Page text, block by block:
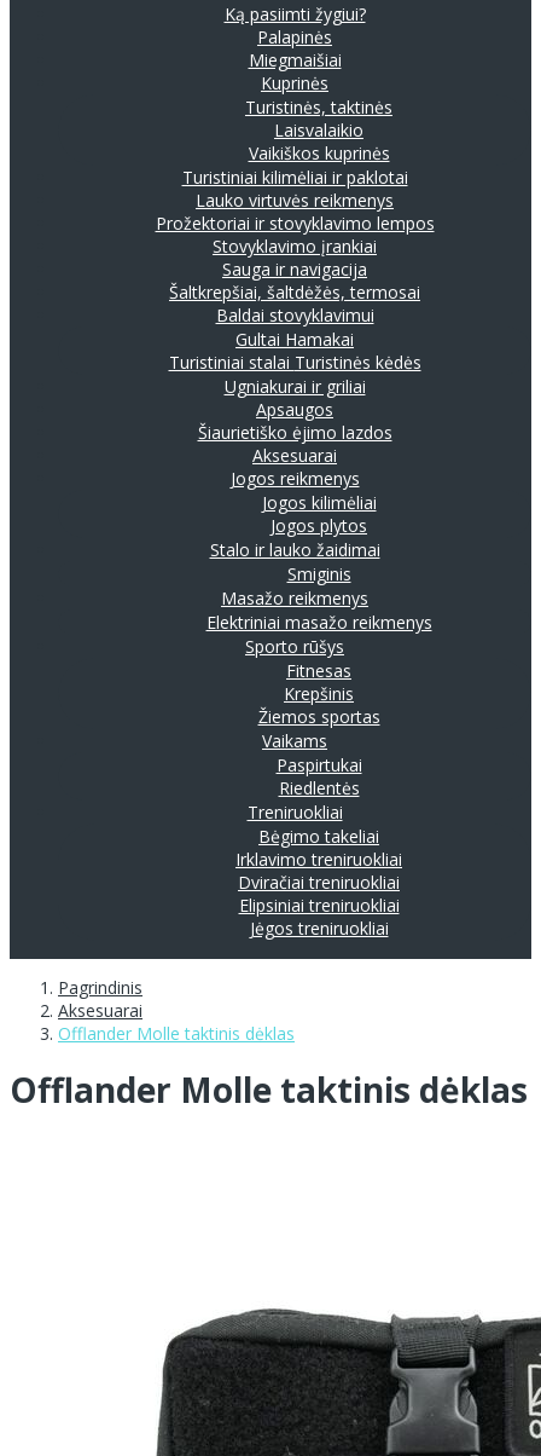
Ką pasiimti žygiui?
Palapinės
Miegmaišiai
Kuprinės
Turistinės, taktinės
Laisvalaikio
Vaikiškos kuprinės
Turistiniai kilimėliai ir paklotai
Lauko virtuvės reikmenys
Prožektoriai ir stovyklavimo lempos
Stovyklavimo įrankiai
Sauga ir navigacija
Šaltkrepšiai, šaltdėžės, termosai
Baldai stovyklavimui
Gultai Hamakai
Turistiniai stalai Turistinės kėdės
Ugniakurai ir griliai
Apsaugos
Šiaurietiško ėjimo lazdos
Aksesuarai
Jogos reikmenys
Jogos kilimėliai
Jogos plytos
Stalo ir lauko žaidimai
Smiginis
Masažo reikmenys
Elektriniai masažo reikmenys
Sporto rūšys
Fitnesas
Krepšinis
Žiemos sportas
Vaikams
Paspirtukai
Riedlentės
Treniruokliai
Bėgimo takeliai
Irklavimo treniruokliai
Dviračiai treniruokliai
Elipsiniai treniruokliai
Jėgos treniruokliai
Pagrindinis
Aksesuarai
Offlander Molle taktinis dėklas
Offlander Molle taktinis dėklas